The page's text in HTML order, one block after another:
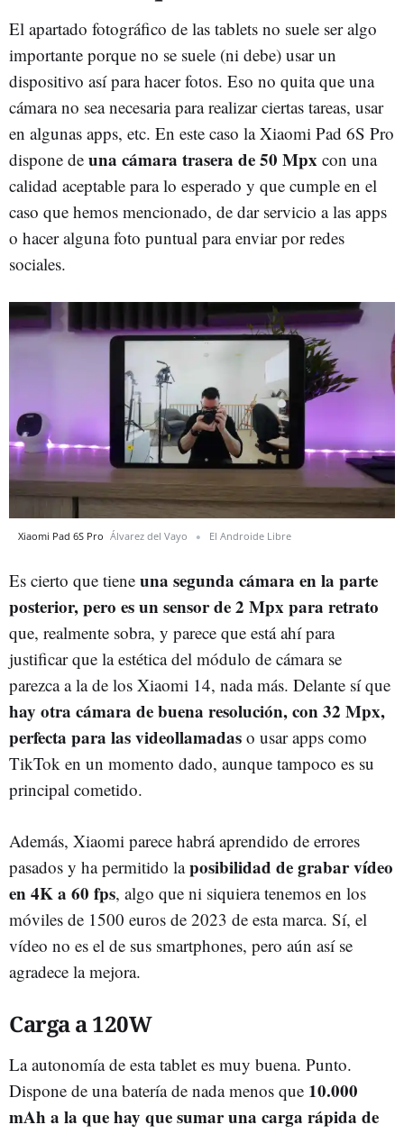
El apartado fotográfico de las tablets no suele ser algo
importante porque no se suele (ni debe) usar un
dispositivo así para hacer fotos. Eso no quita que una
cámara no sea necesaria para realizar ciertas tareas, usar
en algunas apps, etc. En este caso la Xiaomi Pad 6S Pro
dispone de una cámara trasera de 50 Mpx con una
calidad aceptable para lo esperado y que cumple en el
caso que hemos mencionado, de dar servicio a las apps
o hacer alguna foto puntual para enviar por redes
sociales.
Xiaomi Pad 6S Pro Álvarez del Vayo El Androide Libre
Es cierto que tiene una segunda cámara en la parte
posterior, pero es un sensor de 2 Mpx para retrato
que, realmente sobra, y parece que está ahí para
justificar que la estética del módulo de cámara se
parezca a la de los Xiaomi 14, nada más. Delante sí que
hay otra cámara de buena resolución, con 32 Mpx,
perfecta para las videollamadas o usar apps como
TikTok en un momento dado, aunque tampoco es su
principal cometido.
Además, Xiaomi parece habrá aprendido de errores
pasados y ha permitido laposibilidad de grabar vídeo
en 4K a 60 fps, algo que ni siquiera tenemos en los
móviles de 1500 euros de 2023 de esta marca. Sí, el
vídeo no es el de sus smartphones, pero aún así se
agradece la mejora.
Carga a 120W
La autonomía de esta tablet es muy buena. Punto.
Dispone de una batería de nada menos que 10.000
mAh a la que hay que sumar una carga rápida de